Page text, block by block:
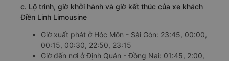
c. Lộ trình, giờ khởi hành và giờ kết thúc của xe khách
Điền Linh Limousine
Giờ xuất phát ở Hóc Môn - Sài Gòn: 23:45, 00:00,
00:15, 00:30, 22:50, 23:15
Giờ đến nơi ở Định Quán - Đồng Nai: 01:45, 2:00,